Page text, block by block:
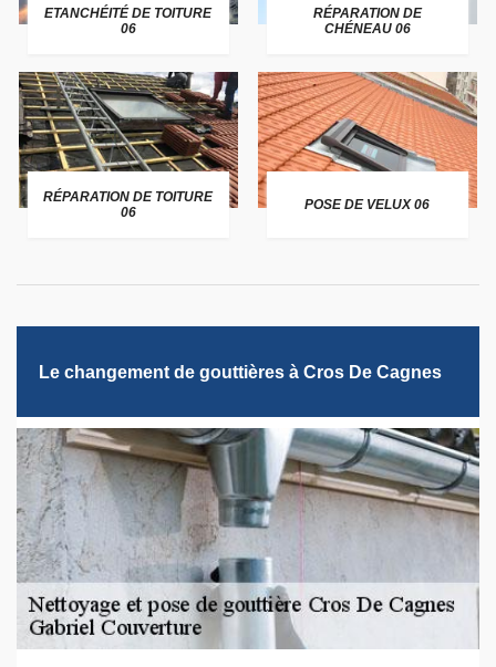
ETANCHÉITÉ DE TOITURE
06
RÉPARATION DE
CHÉNEAU 06
RÉPARATION DE TOITURE
06
POSE DE VELUX 06
Le changement de gouttières à Cros De Cagnes